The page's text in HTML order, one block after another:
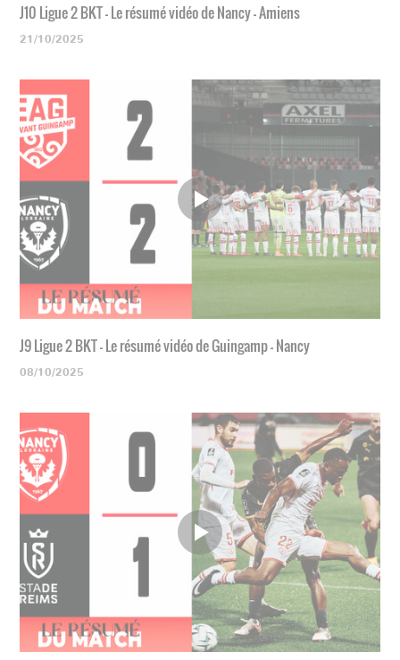
J10 Ligue 2 BKT - Le résumé vidéo de Nancy - Amiens
21/10/2025
J9 Ligue 2 BKT - Le résumé vidéo de Guingamp - Nancy
08/10/2025